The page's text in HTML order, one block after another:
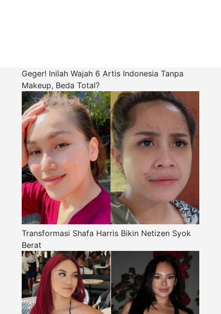
Geger! Inilah Wajah 6 Artis Indonesia Tanpa
Makeup, Beda Total?
Transformasi Shafa Harris Bikin Netizen Syok
Berat